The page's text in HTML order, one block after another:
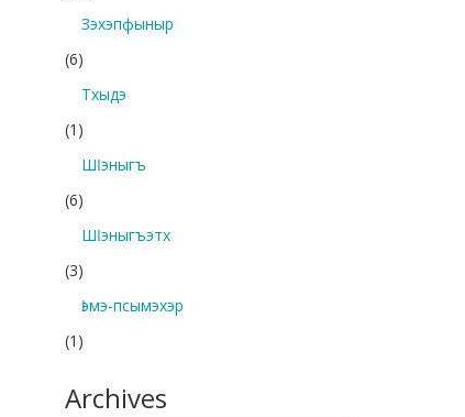
Зэхэпфыныр
(6)
Тхыдэ
(1)
Шӏэныгъ
(6)
Шӏэныгъэтх
(3)
Ӏэмэ-псымэхэр
(1)
Archives